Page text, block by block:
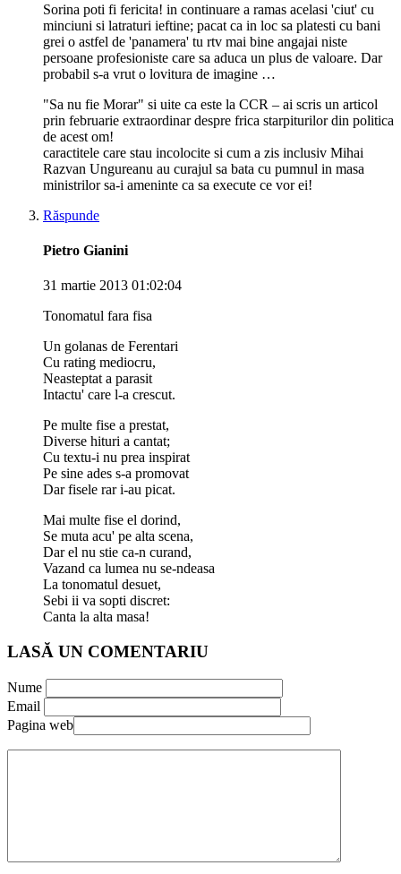
Sorina poti fi fericita! in continuare a ramas acelasi 'ciut' cu
minciuni si latraturi ieftine; pacat ca in loc sa platesti cu bani
grei o astfel de 'panamera' tu rtv mai bine angajai niste
persoane profesioniste care sa aduca un plus de valoare. Dar
probabil s-a vrut o lovitura de imagine …
"Sa nu fie Morar" si uite ca este la CCR – ai scris un articol
prin februarie extraordinar despre frica starpiturilor din politica
de acest om!
caractitele care stau incolocite si cum a zis inclusiv Mihai
Razvan Ungureanu au curajul sa bata cu pumnul in masa
ministrilor sa-i ameninte ca sa execute ce vor ei!
Răspunde
Pietro Gianini
31 martie 2013 01:02:04
Tonomatul fara fisa
Un golanas de Ferentari
Cu rating mediocru,
Neasteptat a parasit
Intactu' care l-a crescut.
Pe multe fise a prestat,
Diverse hituri a cantat;
Cu textu-i nu prea inspirat
Pe sine ades s-a promovat
Dar fisele rar i-au picat.
Mai multe fise el dorind,
Se muta acu' pe alta scena,
Dar el nu stie ca-n curand,
Vazand ca lumea nu se-ndeasa
La tonomatul desuet,
Sebi ii va sopti discret:
Canta la alta masa!
LASĂ UN COMENTARIU
Nume
Email
Pagina web